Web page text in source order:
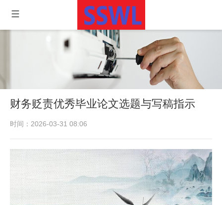
财务贬责优秀毕业论文选题与写稿指示
时间：2026-03-31 08:06